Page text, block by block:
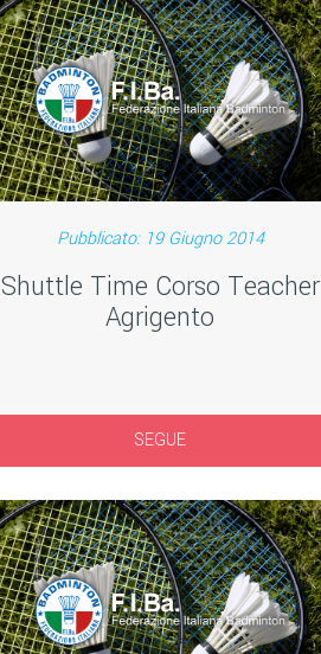
Pubblicato: 19 Giugno 2014
Shuttle Time Corso Teacher
Agrigento
SEGUE